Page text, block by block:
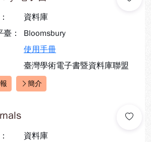
資料庫
：
Bloomsbury
使用手冊
臺灣學術電子書暨資料庫聯盟
簡介
資料庫